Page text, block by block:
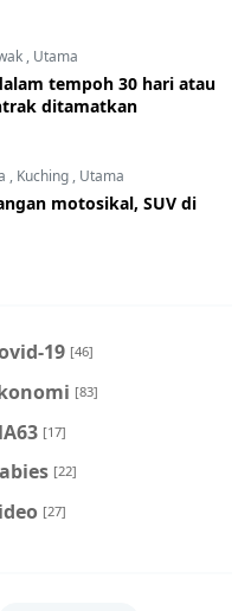
, Utama
tempoh 30 hari atau
ditamatkan
, Kuching , Utama
motosikal, SUV di
19 [46]
[83]
[17]
[22]
[27]